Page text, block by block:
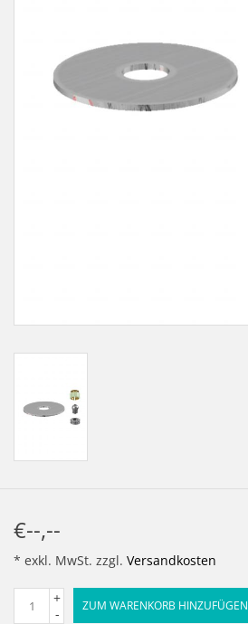
SSP vor Ort
€--,--
* exkl. MwSt. zzgl. Versandkosten
+
-
ZUM WARENKORB HINZUFÜGEN